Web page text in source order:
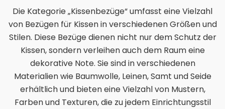
Die Kategorie „Kissenbezüge“ umfasst eine Vielzahl
von Bezügen für Kissen in verschiedenen Größen und
Stilen. Diese Bezüge dienen nicht nur dem Schutz der
Kissen, sondern verleihen auch dem Raum eine
dekorative Note. Sie sind in verschiedenen
Materialien wie Baumwolle, Leinen, Samt und Seide
erhältlich und bieten eine Vielzahl von Mustern,
Farben und Texturen, die zu jedem Einrichtungsstil